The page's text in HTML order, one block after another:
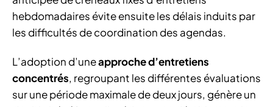
hebdomadaires évite ensuite les délais induits par
les difficultés de coordination des agendas.
L’adoption d’uneapproche d’entretiens
concentrés, regroupant les différentes évaluations
sur une période maximale de deux jours, génère un